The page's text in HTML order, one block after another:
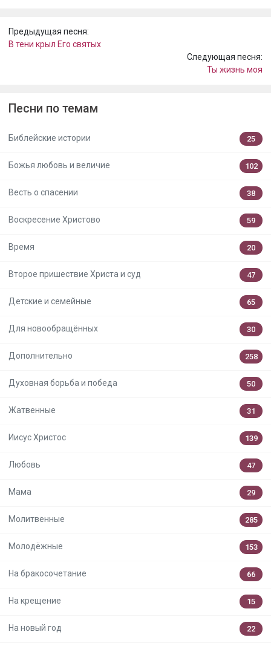
Предыдущая песня:
В тени крыл Его святых
Следующая песня:
Ты жизнь моя
Песни по темам
Библейские истории 25
Божья любовь и величие 102
Весть о спасении 38
Воскресение Христово 59
Время 20
Второе пришествие Христа и суд 47
Детские и семейные 65
Для новообращённых 30
Дополнительно 258
Духовная борьба и победа 50
Жатвенные 31
Иисус Христос 139
Любовь 47
Мама 29
Молитвенные 285
Молодёжные 153
На бракосочетание 66
На крещение 15
На новый год 22